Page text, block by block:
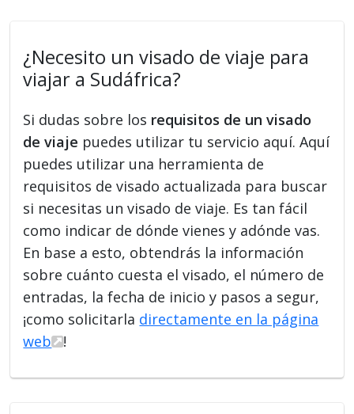
¿Necesito un visado de viaje para
viajar a Sudáfrica?
Si dudas sobre los requisitos de un visado
de viaje puedes utilizar tu servicio aquí. Aquí
puedes utilizar una herramienta de
requisitos de visado actualizada para buscar
si necesitas un visado de viaje. Es tan fácil
como indicar de dónde vienes y adónde vas.
En base a esto, obtendrás la información
sobre cuánto cuesta el visado, el número de
entradas, la fecha de inicio y pasos a segur,
¡como solicitarla directamente en la página
web
!